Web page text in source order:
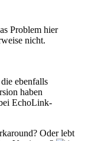
Problem hier
nicht.
ebenfalls
haben
EchoLink-
Oder lebt